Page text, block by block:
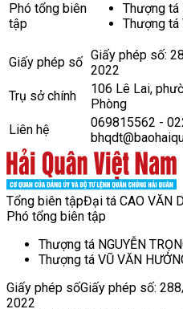
Phó tổng biên
tập
Thượng tá
Thượng tá
Giấy phép số Giấy phép số:
2022
Trụ sở chính
106 Lê Lai,
Phòng
Liên hệ
069815562 -
Tổng biên tậpĐại tá CAO VĂN
Phó tổng biên tập
Thượng tá NGUYỄN
Thượng tá VŨ VĂN
Giấy phép sốGiấy phép số:
2022